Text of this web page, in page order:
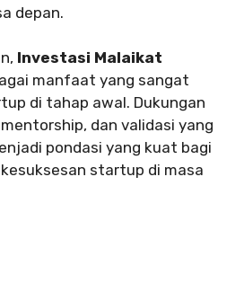
depan.
Investasi Malaikat
manfaat yang sangat
di tahap awal. Dukungan
dan validasi yang
pondasi yang kuat bagi
startup di masa